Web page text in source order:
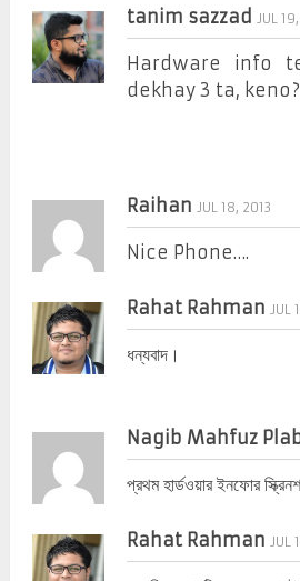
tanim sazzad JUL
Hardware info
dekhay 3 ta,
Raihan JUL 18, 2013
Nice Phone….
Rahat Rahman JUL
ধন্যবাদ।
Nagib Mahfuz
প্রথম হার্ডওয়ার ইনফোর
Rahat Rahman JUL